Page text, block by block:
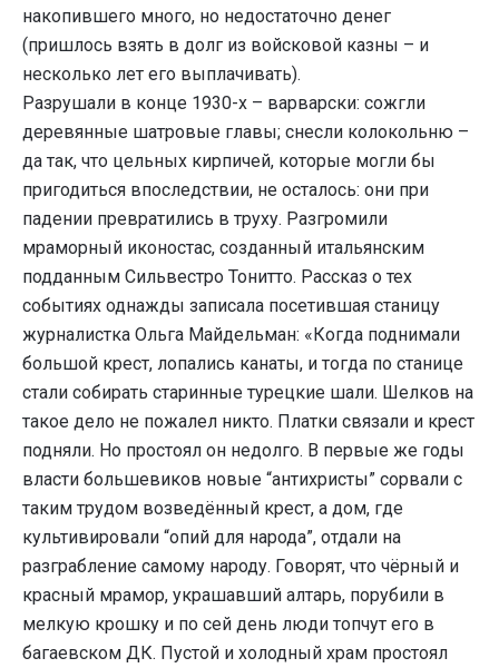
накопившего много, но недостаточно денег
(пришлось взять в долг из войсковой казны – и
несколько лет его выплачивать).
Разрушали в конце 1930-х – варварски: сожгли
деревянные шатровые главы; снесли колокольню –
да так, что цельных кирпичей, которые могли бы
пригодиться впоследствии, не осталось: они при
падении превратились в труху. Разгромили
мраморный иконостас, созданный итальянским
подданным Сильвестро Тонитто. Рассказ о тех
событиях однажды записала посетившая станицу
журналистка Ольга Майдельман: «Когда поднимали
большой крест, лопались канаты, и тогда по станице
стали собирать старинные турецкие шали. Шелков на
такое дело не пожалел никто. Платки связали и крест
подняли. Но простоял он недолго. В первые же годы
власти большевиков новые “антихристы” сорвали с
таким трудом возведённый крест, а дом, где
культивировали “опий для народа”, отдали на
разграбление самому народу. Говорят, что чёрный и
красный мрамор, украшавший алтарь, порубили в
мелкую крошку и по сей день люди топчут его в
багаевском ДК. Пустой и холодный храм простоял